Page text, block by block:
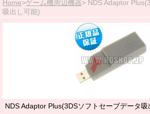
Home>ゲーム機周辺機器> NDS Adaptor
吸出し可能)
NDS Adaptor Plus(3DSソフトセーブデータ吸